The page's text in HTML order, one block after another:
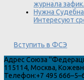
журнала
Нужна
Интересуют
Вступить в ФСЭ
Адрес Союза
115114, Москва,
Телефон:+7 495